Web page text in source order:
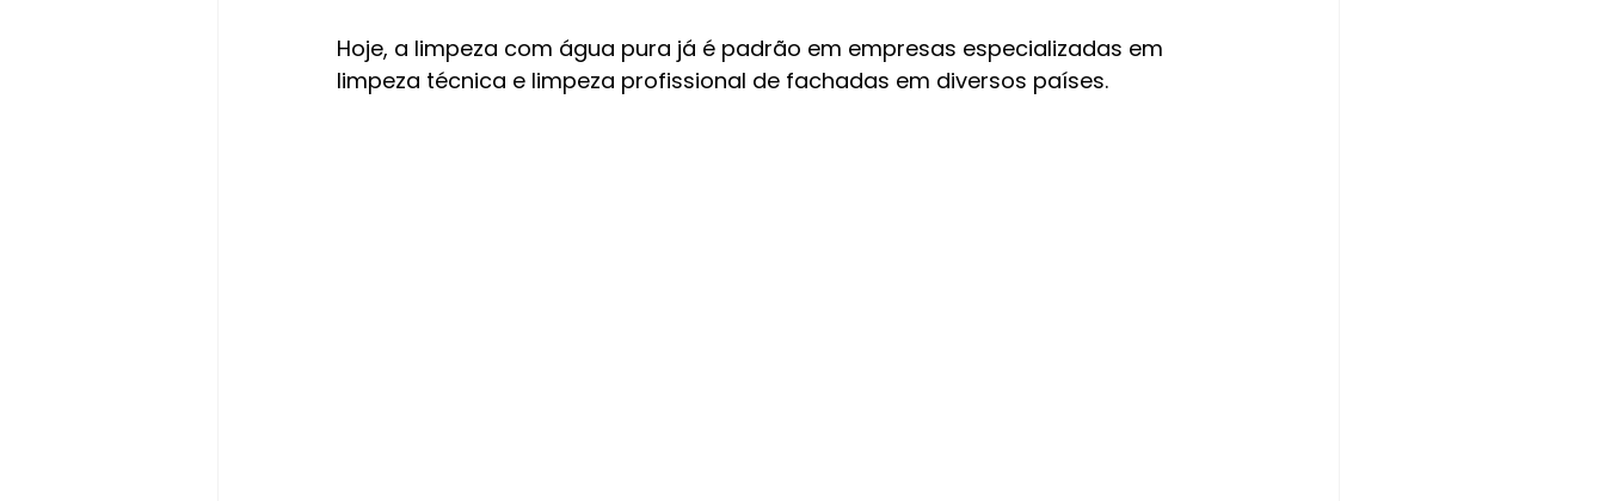
Hoje, a limpeza com água pura já é padrão em empresas especializadas em
limpeza técnica e limpeza profissional de fachadas em diversos países.